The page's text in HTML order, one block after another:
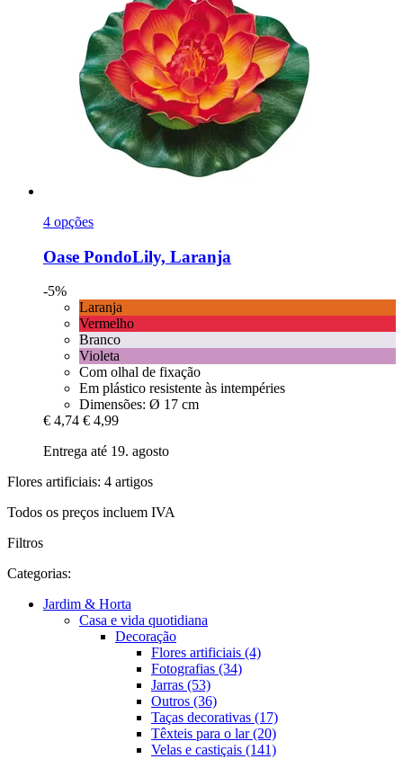
4 opções
Oase PondoLily, Laranja
-5%
Laranja
Vermelho
Branco
Violeta
Com olhal de fixação
Em plástico resistente às intempéries
Dimensões: Ø 17 cm
€ 4,74 € 4,99
Entrega até 19. agosto
Flores artificiais: 4 artigos
Todos os preços incluem IVA
Filtros
Categorias:
Jardim & Horta
Casa e vida quotidiana
Decoração
Flores artificiais (4)
Fotografias (34)
Jarras (53)
Outros (36)
Taças decorativas (17)
Têxteis para o lar (20)
Velas e castiçais (141)